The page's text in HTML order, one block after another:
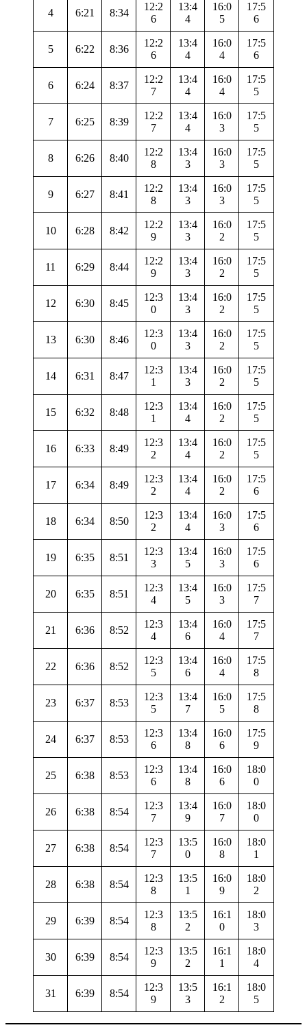
4 6:21 8:34
12:2
6
13:4
4
16:0
5
17:5
6
5 6:22 8:36
12:2
6
13:4
4
16:0
4
17:5
6
6 6:24 8:37
12:2
7
13:4
4
16:0
4
17:5
5
7 6:25 8:39
12:2
7
13:4
4
16:0
3
17:5
5
8 6:26 8:40
12:2
8
13:4
3
16:0
3
17:5
5
9 6:27 8:41
12:2
8
13:4
3
16:0
3
17:5
5
10 6:28 8:42
12:2
9
13:4
3
16:0
2
17:5
5
11 6:29 8:44
12:2
9
13:4
3
16:0
2
17:5
5
12 6:30 8:45
12:3
0
13:4
3
16:0
2
17:5
5
13 6:30 8:46
12:3
0
13:4
3
16:0
2
17:5
5
14 6:31 8:47
12:3
1
13:4
3
16:0
2
17:5
5
15 6:32 8:48
12:3
1
13:4
4
16:0
2
17:5
5
16 6:33 8:49
12:3
2
13:4
4
16:0
2
17:5
5
17 6:34 8:49
12:3
2
13:4
4
16:0
2
17:5
6
18 6:34 8:50
12:3
2
13:4
4
16:0
3
17:5
6
19 6:35 8:51
12:3
3
13:4
5
16:0
3
17:5
6
20 6:35 8:51
12:3
4
13:4
5
16:0
3
17:5
7
21 6:36 8:52
12:3
4
13:4
6
16:0
4
17:5
7
22 6:36 8:52
12:3
5
13:4
6
16:0
4
17:5
8
23 6:37 8:53
12:3
5
13:4
7
16:0
5
17:5
8
24 6:37 8:53
12:3
6
13:4
8
16:0
6
17:5
9
25 6:38 8:53
12:3
6
13:4
8
16:0
6
18:0
0
26 6:38 8:54
12:3
7
13:4
9
16:0
7
18:0
0
27 6:38 8:54
12:3
7
13:5
0
16:0
8
18:0
1
28 6:38 8:54
12:3
8
13:5
1
16:0
9
18:0
2
29 6:39 8:54
12:3
8
13:5
2
16:1
0
18:0
3
30 6:39 8:54
12:3
9
13:5
2
16:1
1
18:0
4
31 6:39 8:54
12:3
9
13:5
3
16:1
2
18:0
5